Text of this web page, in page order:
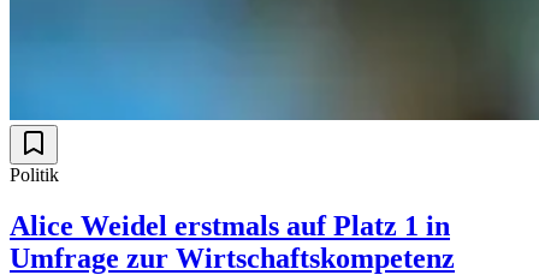
Politik
Alice Weidel erstmals auf Platz 1 in
Umfrage zur Wirtschaftskompetenz